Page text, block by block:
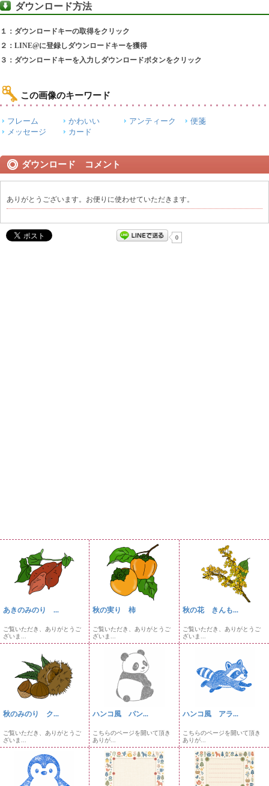
ダウンロード方法
１：ダウンロードキーの取得をクリック
２：LINE@に登録しダウンロードキーを獲得
３：ダウンロードキーを入力しダウンロードボタンをクリック
この画像のキーワード
フレーム かわいい アンティーク
便箋
メッセージ
カード
ダウンロード コメント
ありがとうございます。お便りに使わせていただきます。
0
あきのみのり ...
ご覧いただき、ありがとうご
ざいま...
秋の実り 柿
ご覧いただき、ありがとうご
ざいま...
秋の花 きんも...
ご覧いただき、ありがとうご
ざいま...
秋のみのり ク...
ご覧いただき、ありがとうご
ざいま...
ハンコ風 パン...
こちらのページを開いて頂き
ありが...
ハンコ風 アラ...
こちらのページを開いて頂き
ありが...